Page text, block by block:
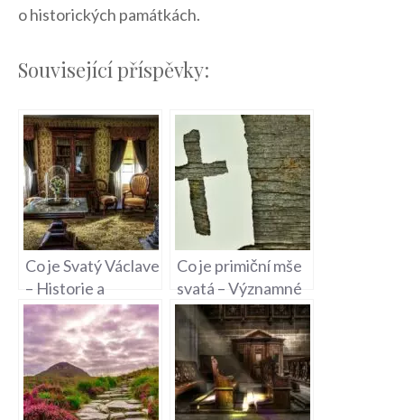
o ⁢historických památkách.
Související příspěvky:
Co je Svatý Václave
– Historie a
křesťanský význam
Co je primiční mše
svatá – Významné
události v
kněžském životě